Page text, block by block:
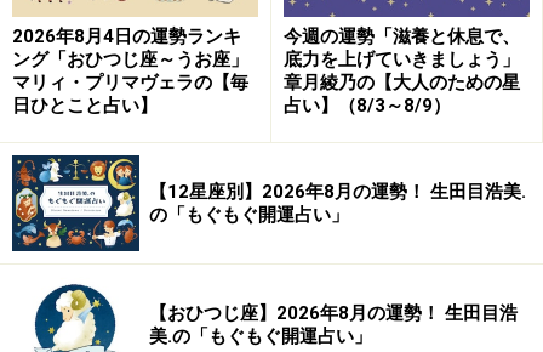
2026年8月4日の運勢ランキ
ング「おひつじ座～うお座」
マリィ・プリマヴェラの【毎
日ひとこと占い】
今週の運勢「滋養と休息で、
底力を上げていきましょう」
章月綾乃の【大人のための星
占い】（8/3～8/9）
【12星座別】2026年8月の運勢！ 生田目浩美.
の「もぐもぐ開運占い」
【おひつじ座】2026年8月の運勢！ 生田目浩
美.の「もぐもぐ開運占い」